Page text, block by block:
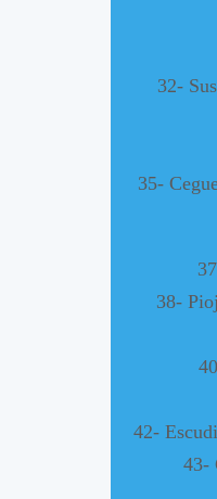
32-
35-
38-
42-
43-